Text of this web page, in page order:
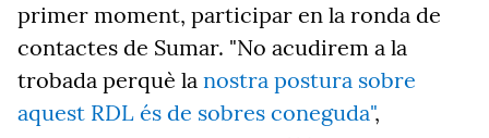
primer moment, participar en la ronda de
contactes de Sumar. "No acudirem a la
trobada perquè la nostra postura sobre
aquest RDL és de sobres coneguda",